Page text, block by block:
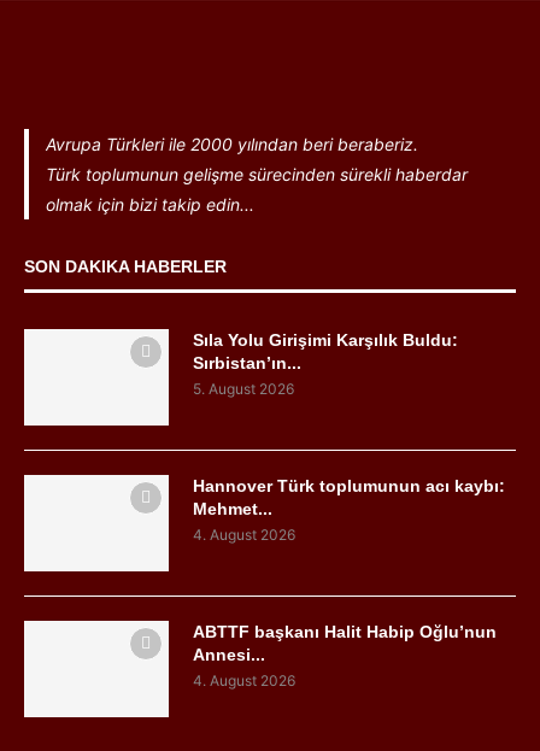
Avrupa Türkleri ile 2000 yılından beri beraberiz.
Türk toplumunun gelişme sürecinden sürekli haberdar
olmak için bizi takip edin...
SON DAKIKA HABERLER
Sıla Yolu Girişimi Karşılık Buldu:
Sırbistan’ın...
5. August 2026
Hannover Türk toplumunun acı kaybı:
Mehmet...
4. August 2026
ABTTF başkanı Halit Habip Oğlu’nun
Annesi...
4. August 2026